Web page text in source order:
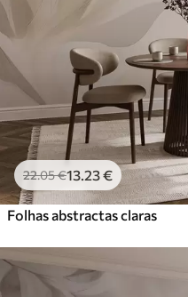
.00
Vinil Premium
65 39.00 €/m²
Peel and Stick
81.6749.00€/m²
22.05€13.23€
Folhas abstractas claras